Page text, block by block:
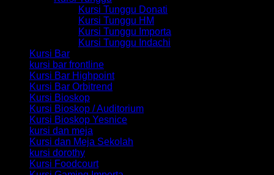
Kursi Tunggu Donati
Kursi Tunggu HM
Kursi Tunggu Importa
Kursi Tunggu Indachi
Kursi Bar
kursi bar frontline
Kursi Bar Highpoint
Kursi Bar Orbitrend
Kursi Bioskop
Kursi Bioskop / Auditorium
Kursi Bioskop Yesnice
kursi dan meja
Kursi dan Meja Sekolah
kursi dorothy
Kursi Foodcourt